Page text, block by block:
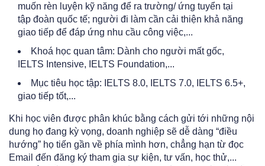
muốn rèn luyện kỹ năng để ra trường/ ứng tuyển tại
tập đoàn quốc tế; người đi làm cần cải thiện khả năng
giao tiếp để đáp ứng nhu cầu công việc,...
Khoá học quan tâm: Dành cho người mất gốc,
IELTS Intensive, IELTS Foundation,...
Mục tiêu học tập: IELTS 8.0, IELTS 7.0, IELTS 6.5+,
giao tiếp tốt,...
Khi học viên được phân khúc bằng cách gửi tới những nội
dung họ đang kỳ vọng, doanh nghiệp sẽ dễ dàng “điều
hướng” họ tiến gần về phía mình hơn, chẳng hạn từ đọc
Email đến đăng ký tham gia sự kiện, tư vấn, học thử,...